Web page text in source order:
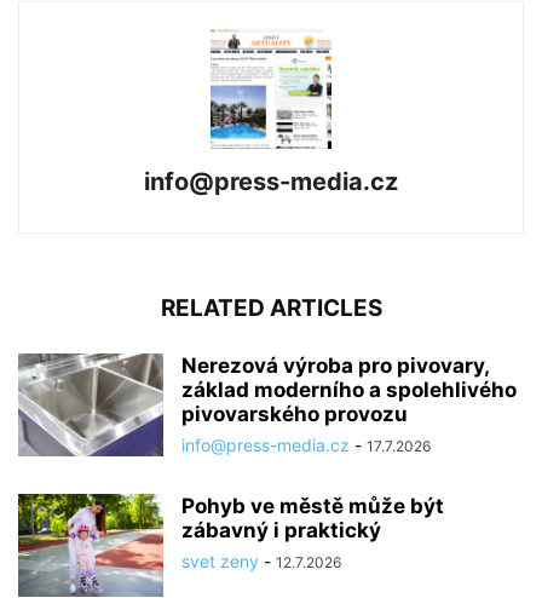
info@press-media.cz
RELATED ARTICLES
Nerezová výroba pro pivovary,
základ moderního a spolehlivého
pivovarského provozu
info@press-media.cz - 17.7.2026
Pohyb ve městě může být
zábavný i praktický
svet zeny - 12.7.2026